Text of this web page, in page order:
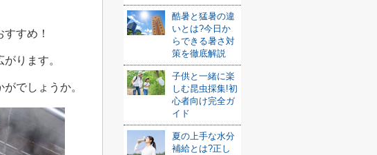
すめ！
ります。
でしょうか。
酷暑と猛暑の違
いとは?今日か
らできる暑さ対
策を徹底解説
子供と一緒に楽
しむ昆虫採集!初
心者向け完全ガ
イド
夏の上手な水分
補給とは?正し